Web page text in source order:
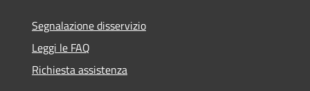
Segnalazione disservizio
Leggi le FAQ
Richiesta assistenza